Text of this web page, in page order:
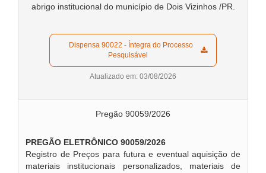
abrigo institucional do município de Dois Vizinhos /PR.
Pesquisável
Atualizado em: 03/08/2026
Pregão 90059/2026
PREGÃO ELETRÔNICO 90059/2026
Registro de Preços para futura e eventual aquisição de
materiais institucionais personalizados, materiais de